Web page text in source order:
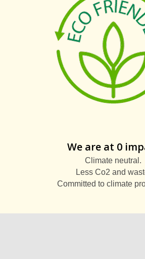
We are at 0
Climate neutral.
Less Co2 and
Committed to climate